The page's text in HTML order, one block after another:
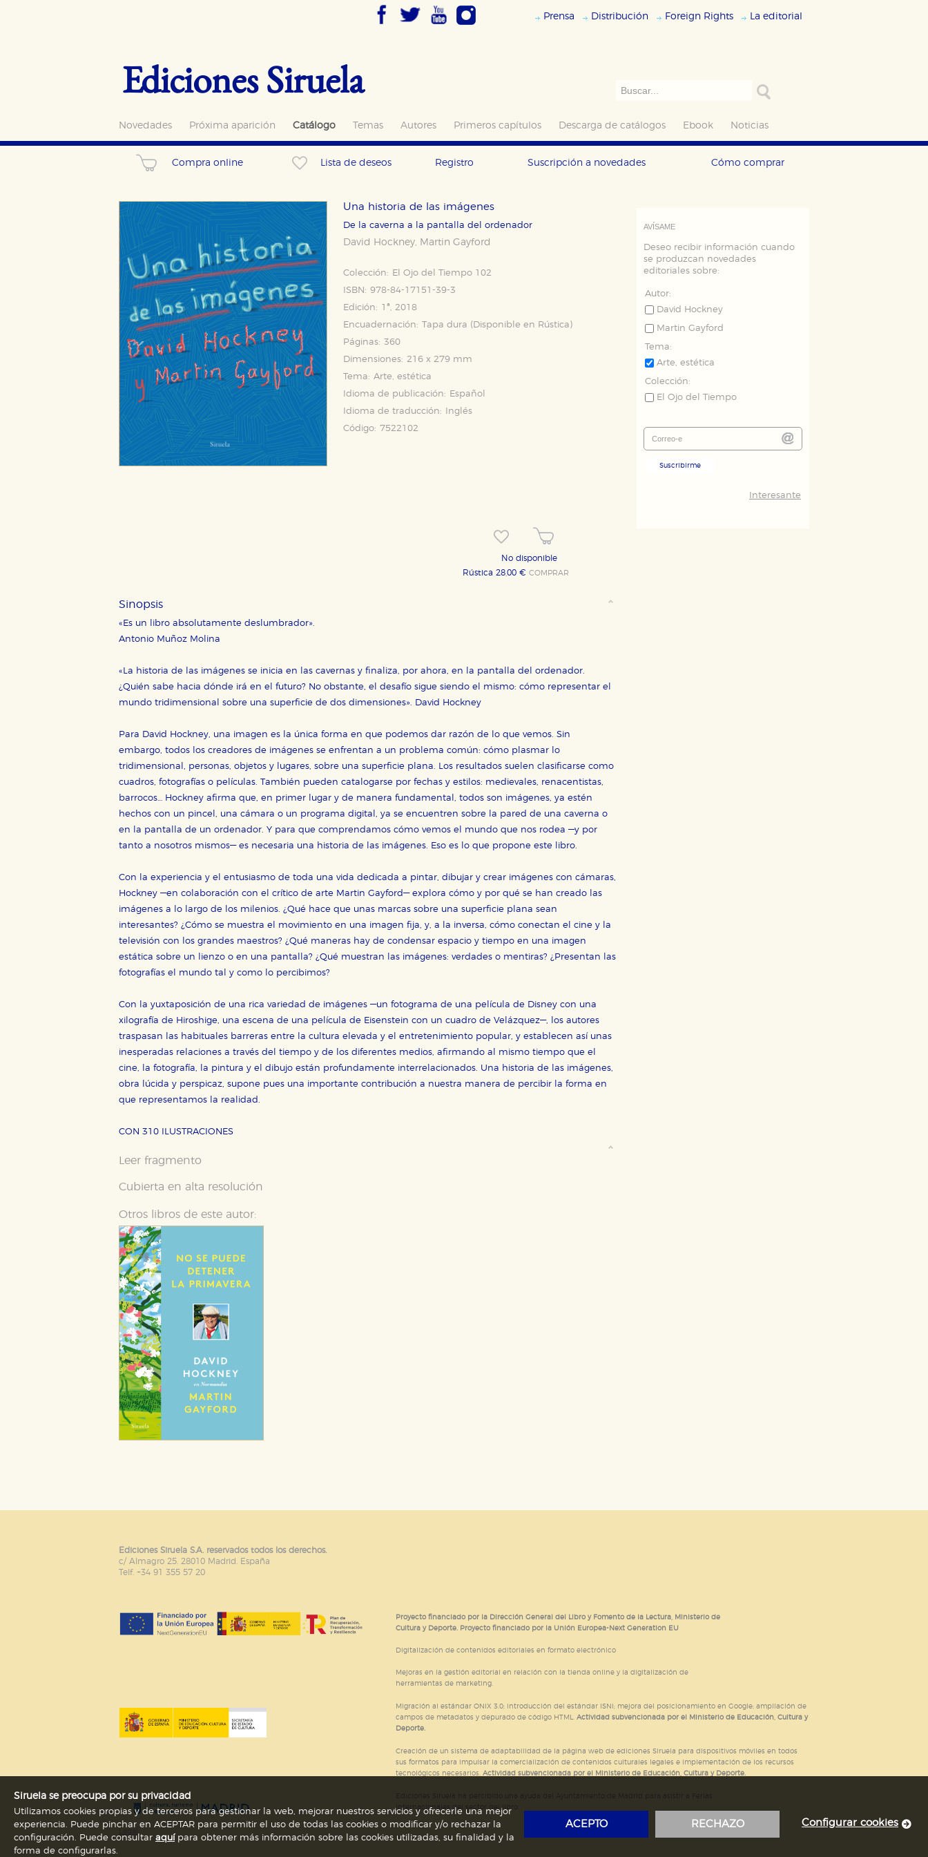
Prensa Distribución Foreign Rights La editorial
Ediciones Siruela
Novedades Próxima aparición Catálogo Temas Autores Primeros capítulos Descarga de catálogos Ebook Noticias
Compra online Lista de deseos Registro Suscripción a novedades Cómo comprar
Una historia de las imágenes
De la caverna a la pantalla del ordenador
David Hockney, Martin Gayford
Colección:
El Ojo del Tiempo 102
ISBN: 978-84-17151-39-3
Edición: 1ª, 2018
Encuadernación: Tapa dura (Disponible en Rústica )
Páginas: 360
Dimensiones: 216 x 279 mm
Tema: Arte, estética
Idioma de publicación:
Español
Idioma de traducción:
Inglés
Código: 7522102
No disponible
Rústica 28,00 € COMPRAR
Sinopsis
«Es un libro absolutamente deslumbrador».
Antonio Muñoz Molina
«La historia de las imágenes se inicia en las cavernas y finaliza, por ahora, en la pantalla del ordenador.
¿Quién sabe hacia dónde irá en el futuro? No obstante, el desafío sigue siendo el mismo: cómo representar el
mundo tridimensional sobre una superficie de dos dimensiones». David Hockney
Para David Hockney, una imagen es la única forma en que podemos dar razón de lo que vemos. Sin
embargo, todos los creadores de imágenes se enfrentan a un problema común: cómo plasmar lo
tridimensional, personas, objetos y lugares, sobre una superficie plana. Los resultados suelen clasificarse como
cuadros, fotografías o películas. También pueden catalogarse por fechas y estilos: medievales, renacentistas,
barrocos… Hockney afirma que, en primer lugar y de manera fundamental, todos son imágenes, ya estén
hechos con un pincel, una cámara o un programa digital, ya se encuentren sobre la pared de una caverna o
en la pantalla de un ordenador. Y para que comprendamos cómo vemos el mundo que nos rodea —y por
tanto a nosotros mismos— es necesaria una historia de las imágenes. Eso es lo que propone este libro.
Con la experiencia y el entusiasmo de toda una vida dedicada a pintar, dibujar y crear imágenes con cámaras,
Hockney —en colaboración con el crítico de arte Martin Gayford— explora cómo y por qué se han creado las
imágenes a lo largo de los milenios. ¿Qué hace que unas marcas sobre una superficie plana sean
interesantes? ¿Cómo se muestra el movimiento en una imagen fija, y, a la inversa, cómo conectan el cine y la
televisión con los grandes maestros? ¿Qué maneras hay de condensar espacio y tiempo en una imagen
estática sobre un lienzo o en una pantalla? ¿Qué muestran las imágenes: verdades o mentiras? ¿Presentan las
fotografías el mundo tal y como lo percibimos?
Con la yuxtaposición de una rica variedad de imágenes —un fotograma de una película de Disney con una
xilografía de Hiroshige, una escena de una película de Eisenstein con un cuadro de Velázquez—, los autores
traspasan las habituales barreras entre la cultura elevada y el entretenimiento popular, y establecen así unas
inesperadas relaciones a través del tiempo y de los diferentes medios, afirmando al mismo tiempo que el
cine, la fotografía, la pintura y el dibujo están profundamente interrelacionados. Una historia de las imágenes,
obra lúcida y perspicaz, supone pues una importante contribución a nuestra manera de percibir la forma en
que representamos la realidad.
CON 310 ILUSTRACIONES
Leer fragmento
Cubierta en alta resolución
Otros libros de este autor:
AVÍSAME
Deseo recibir información cuando
se produzcan novedades
editoriales sobre:
Autor:
David Hockney
Martin Gayford
Tema:
Arte, estética
Colección:
El Ojo del Tiempo
Suscribirme
Interesante
Ediciones Siruela S.A. reservados todos los derechos.
c/ Almagro 25. 28010 Madrid. España
Telf. +34 91 355 57 20
Proyecto financiado por la Dirección General del Libro y Fomento de la Lectura, Ministerio de
Cultura y Deporte. Proyecto financiado por la Unión Europea-Next Generation EU
Digitalización de contenidos editoriales en formato electrónico
Mejoras en la gestión editorial en relación con la tienda online y la digitalización de
herramientas de marketing.
Migración al estándar ONIX 3.0; introducción del estándar ISNI; mejora del posicionamiento en Google; ampliación de
campos de metadatos y depurado de código HTML. Actividad subvencionada por el Ministerio de Educación, Cultura y
Deporte.
Creación de un sistema de adaptabilidad de la página web de ediciones Siruela para dispositivos móviles en todos
sus formatos para impulsar la comercialización de contenidos culturales legales e implementación de los recursos
tecnológicos necesarios. Actividad subvencionada por el Ministerio de Educación, Cultura y Deporte.
Internacionales del sector del libro.
Siruela se preocupa por su privacidad
Utilizamos cookies propias y de terceros para gestionar la web, mejorar nuestros servicios y ofrecerle una mejor
experiencia. Puede pinchar en ACEPTAR para permitir el uso de todas las cookies o modificar y/o rechazar la
configuración. Puede consultar aquípara obtener más información sobre las cookies utilizadas, su finalidad y la
forma de configurarlas.
ACEPTO RECHAZO Configurar cookies
CONFIGURACIÓN DE COOKIES HABILITAR TODO
Cookies necesarias
Cookies de rendimiento y analíticas
Estas cookies se utilizan para mejorar su experiencia de navegación y optimizar el funcionamiento de nuestro sitio web. Almacenan
configuraciones de servicios para que no tenga que reconfigurarlos cada vez que nos visita. La información es agregada y, por lo
tanto, es anónima.
Cookies de publicidad y redes sociales
Estas cookies son gestionadas por nuestros socios publicitarios y se utilizan para mostrar publicidad relevante para sus intereses en
GUARDAR CONFIGURACIÓN
Puede consultar nuestra